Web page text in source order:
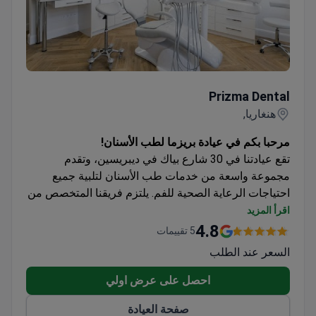
لا تتنازل عن صحة أسنانك. ثق بفريقنا من المحترفين في
بودابست لطب الأسنان. اتصل بنا اليوم للتشاور!
Prizma Dental
هنغاريا,
مرحبا بكم في عيادة بريزما لطب الأسنان!
تقع عيادتنا في 30 شارع بياك في ديبريسين، وتقدم
مجموعة واسعة من خدمات طب الأسنان لتلبية جميع
احتياجات الرعاية الصحية للفم. يلتزم فريقنا المتخصص من
أطباء الأسنان والموظفين بتوفير رعاية أسنان عالية الجودة
وشخصية.
فحوصات أسنان منتظمة للأطفال. يتأكد طاقم طب
الأسنان الودود وذوي الخبرة لدينا من أن الأطفال يشعرون
بالراحة والألفة مع بيئة طب الأسنان. نحن نقدم مجموعة
من العلاجات بما في ذلك الإجراءات الترميمية وعلاجات
اقرأ المزيد
4.85 تقييمات
السعر عند الطلب
احصل على عرض اولي
صفحة العيادة